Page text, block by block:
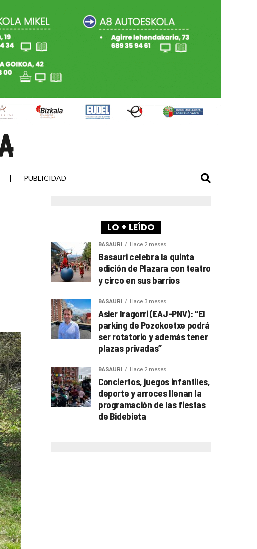
| PUBLICIDAD
LO + LEÍDO
BASAURI Hace 2 meses
Basauri celebra la quinta
edición de Plazara con teatro
y circo en sus barrios
BASAURI Hace 3 meses
Asier Iragorri (EAJ-PNV): “El
parking de Pozokoetxe podrá
ser rotatorio y además tener
plazas privadas”
BASAURI Hace 2 meses
Conciertos, juegos infantiles,
deporte y arroces llenan la
programación de las fiestas
de Bidebieta